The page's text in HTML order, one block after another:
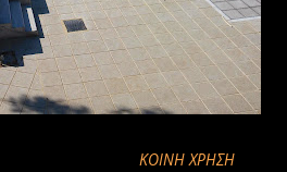
ΚΟΙΝΉ ΧΡΉΣΗ